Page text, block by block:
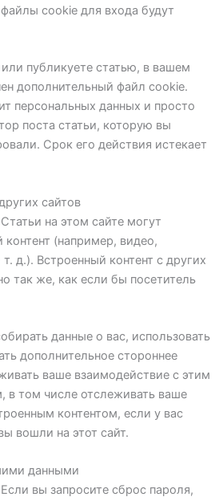
cookie для входа будут
публикуете статью, в вашем
дополнительный файл cookie.
персональных данных и просто
поста статьи, которую вы
Срок его действия истекает
сайтов
Статьи на этом сайте могут
(например, видео,
д.). Встроенный контент с других
так же, как если бы посетитель
данные о вас, использовать
дополнительное стороннее
ваше взаимодействие с этим
в том числе отслеживать ваше
контентом, если у вас
вошли на этот сайт.
данными
Если вы запросите сброс пароля,